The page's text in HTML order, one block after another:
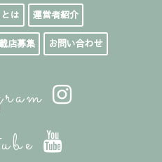
は 運営者紹介
店募集 お問い合わせ